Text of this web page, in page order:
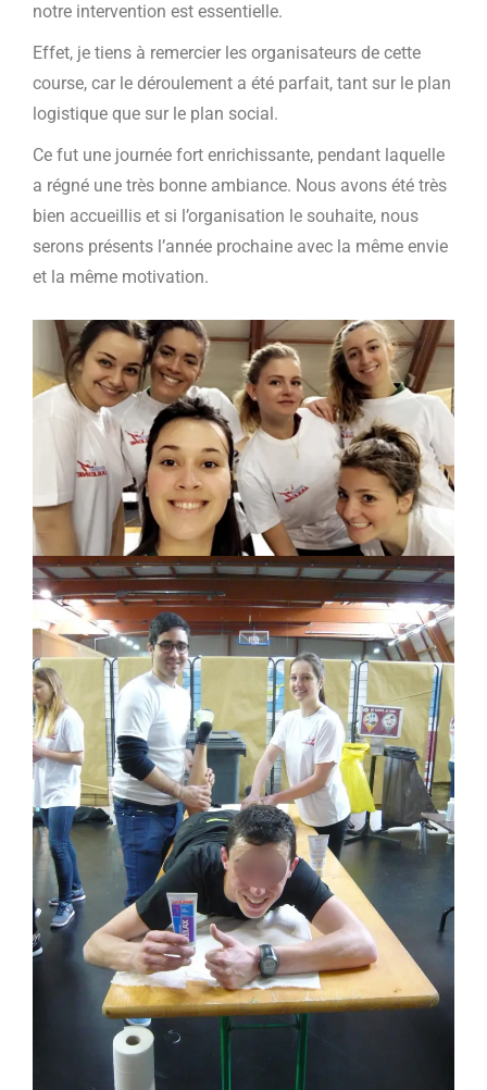
notre intervention est essentielle.
Effet, je tiens à remercier les organisateurs de cette
course, car le déroulement a été parfait, tant sur le plan
logistique que sur le plan social.
Ce fut une journée fort enrichissante, pendant laquelle
a régné une très bonne ambiance. Nous avons été très
bien accueillis et si l’organisation le souhaite, nous
serons présents l’année prochaine avec la même envie
et la même motivation.